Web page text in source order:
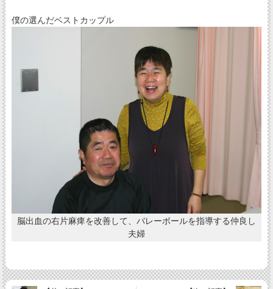
僕の選んだベストカップル
脳出血の右片麻痺を改善して、バレーボールを指導する仲良し
夫婦